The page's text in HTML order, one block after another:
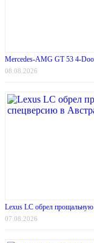
Mercedes-AMG GT 53 4-
08.08.2026
Lexus LC обрел
07.08.2026